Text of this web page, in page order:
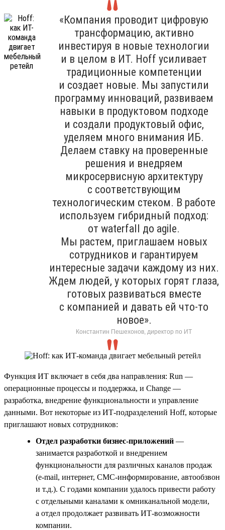
«Компания проводит цифровую
трансформацию, активно
инвестируя в новые технологии
и в целом в ИТ. Hoff усиливает
традиционные компетенции
и создает новые. Мы запустили
программу инноваций, развиваем
навыки в продуктовом подходе
и создали продуктовый офис,
уделяем много внимания ИБ.
Делаем ставку на проверенные
решения и внедряем
микросервисную архитектуру
с соответствующим
технологическим стеком. В работе
используем гибридный подход:
от waterfall до agile.
Мы растем, приглашаем новых
сотрудников и гарантируем
интересные задачи каждому из них.
Ждем людей, у которых горят глаза,
готовых развиваться вместе
с компанией и давать ей что-то
новое».
Константин Пешехонов, директор по ИТ
Функция ИТ включает в себя два направления: Run —
операционные процессы и поддержка, и Change —
разработка, внедрение функциональности и управление
данными. Вот некоторые из ИТ-подразделений Hoff, которые
приглашают новых сотрудников:
Отдел разработки бизнес-приложений —
занимается разработкой и внедрением
функциональности для различных каналов продаж
(e-mail, интернет, СМС-информирование, автообзвон
и т.д.). С годами компании удалось привести работу
с отдельными каналами к омниканальной модели,
а отдел продолжает развивать ИТ-возможности
компании.